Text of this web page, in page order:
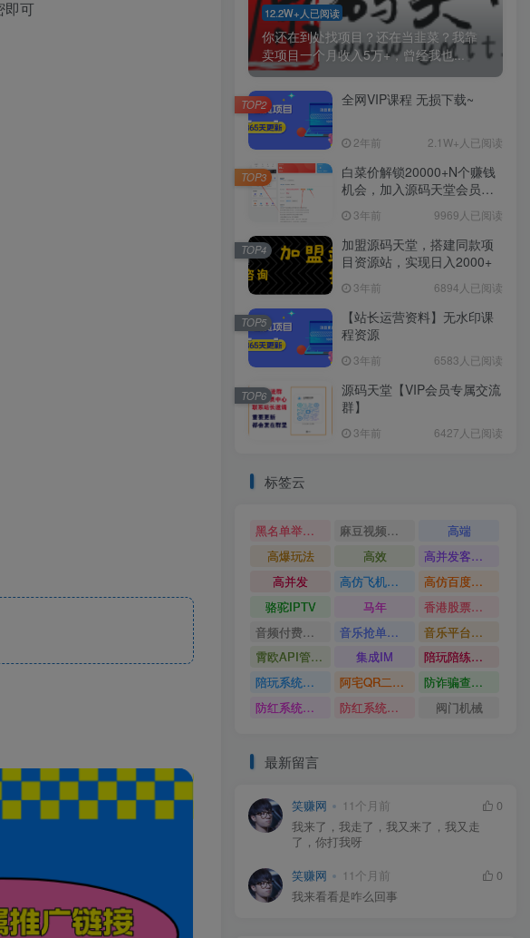
即可 12.2W+人已阅读
你还在到处找项目？还在当韭菜？我靠
卖项目一个月收入5万+，曾经我也...
全网VIP课程 无损下载~
2年前 2.1W+人已阅读
TOP2
白菜价解锁20000+N个赚钱
机会，加入源码天堂会员，
3年前 9969人已阅读
TOP3
加盟源码天堂，搭建同款项
目资源站，实现日入2000+
3年前 6894人已阅读
TOP4
【站长运营资料】无水印课
程资源
3年前 6583人已阅读
TOP5
源码天堂【VIP会员专属交流
群】
3年前 6427人已阅读
TOP6
标签云
黑名单举报系统源码 麻豆视频源码
高端
高爆玩法
高效
高并发客服系统
高并发
高仿飞机源码
高仿百度网盘UI
骆驼IPTV
马年
香港股票系统源码
音频付费订阅系统
音乐抢单系统
音乐平台源码
霄欧API管理系统
集成IM
陪玩陪练平台
陪玩系统源码
阿宅QR二维码生成
防诈骗查询系统
防红系统源码
防红系统最新版 阀门机械
最新留言
笑赚网 11个月前
0
我来了，我走了，我又来了，我又走
了，你打我呀
笑赚网 11个月前
0
我来看看是咋么回事